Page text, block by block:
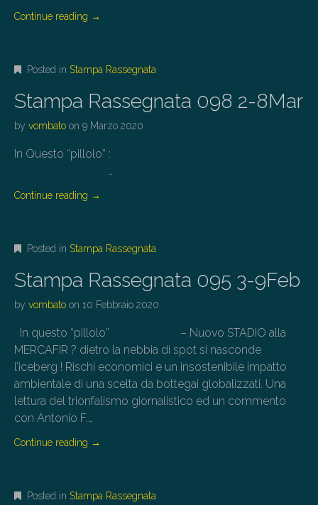
Continue reading →
Posted in Stampa Rassegnata
Stampa Rassegnata 098 2-8Mar
by vombato on 9 Marzo 2020
In Questo “pillolo” :
…
Continue reading →
Posted in Stampa Rassegnata
Stampa Rassegnata 095 3-9Feb
by vombato on 10 Febbraio 2020
In questo “pillolo” – Nuovo STADIO alla
MERCAFIR ? dietro la nebbia di spot si nasconde
l’iceberg ! Rischi economici e un insostenibile impatto
ambientale di una scelta da bottegai globalizzati. Una
lettura del trionfalismo giornalistico ed un commento
con Antonio F.…
Continue reading →
Posted in Stampa Rassegnata